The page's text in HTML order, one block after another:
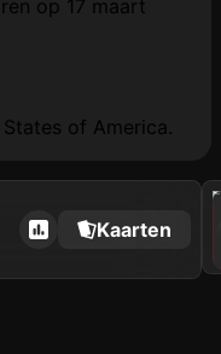
op 17 maart
of America.
Kaarten
2023